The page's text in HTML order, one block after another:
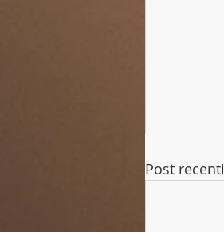
Post recenti